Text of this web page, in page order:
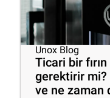
Unox Blog
Ticari bir
gerektirir mi?
ve ne zaman